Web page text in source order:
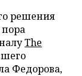
решения
The
Федорова,